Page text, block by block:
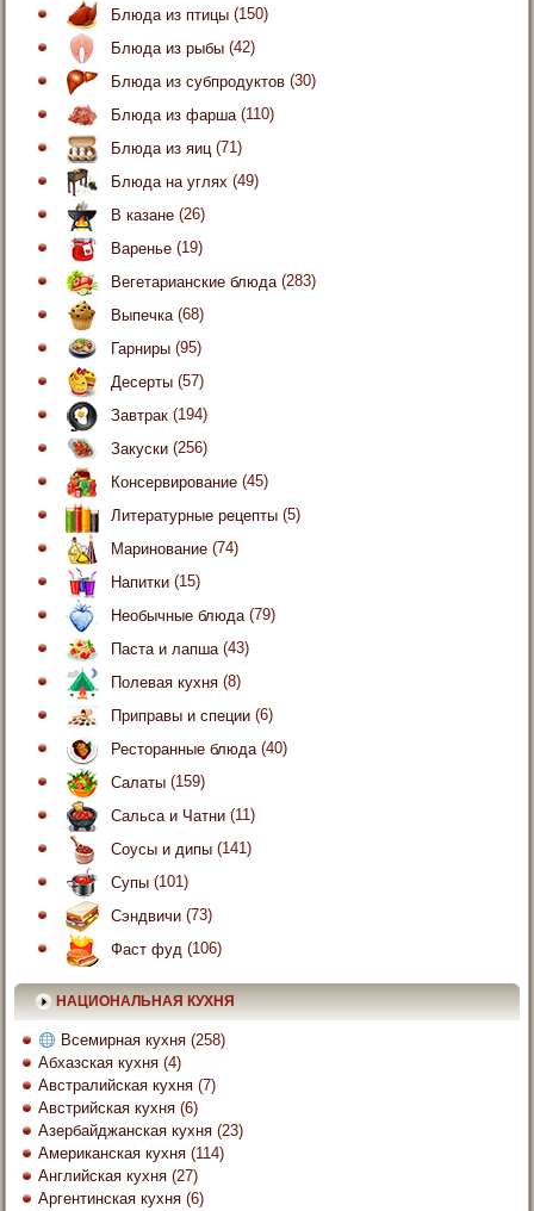
Блюда из птицы (150)
Блюда из рыбы (42)
Блюда из субпродуктов (30)
Блюда из фарша (110)
Блюда из яиц (71)
Блюда на углях (49)
В казане (26)
Варенье (19)
Вегетарианские блюда (283)
Выпечка (68)
Гарниры (95)
Десерты (57)
Завтрак (194)
Закуски (256)
Консервирование (45)
Литературные рецепты (5)
Маринование (74)
Напитки (15)
Необычные блюда (79)
Паста и лапша (43)
Полевая кухня (8)
Приправы и специи (6)
Ресторанные блюда (40)
Салаты (159)
Сальса и Чатни (11)
Соусы и дипы (141)
Супы (101)
Сэндвичи (73)
Фаст фуд (106)
НАЦИОНАЛЬНАЯ КУХНЯ
Всемирная кухня (258)
Абхазская кухня (4)
Австралийская кухня (7)
Австрийская кухня (6)
Азербайджанская кухня (23)
Американская кухня (114)
Английская кухня (27)
Аргентинская кухня (6)